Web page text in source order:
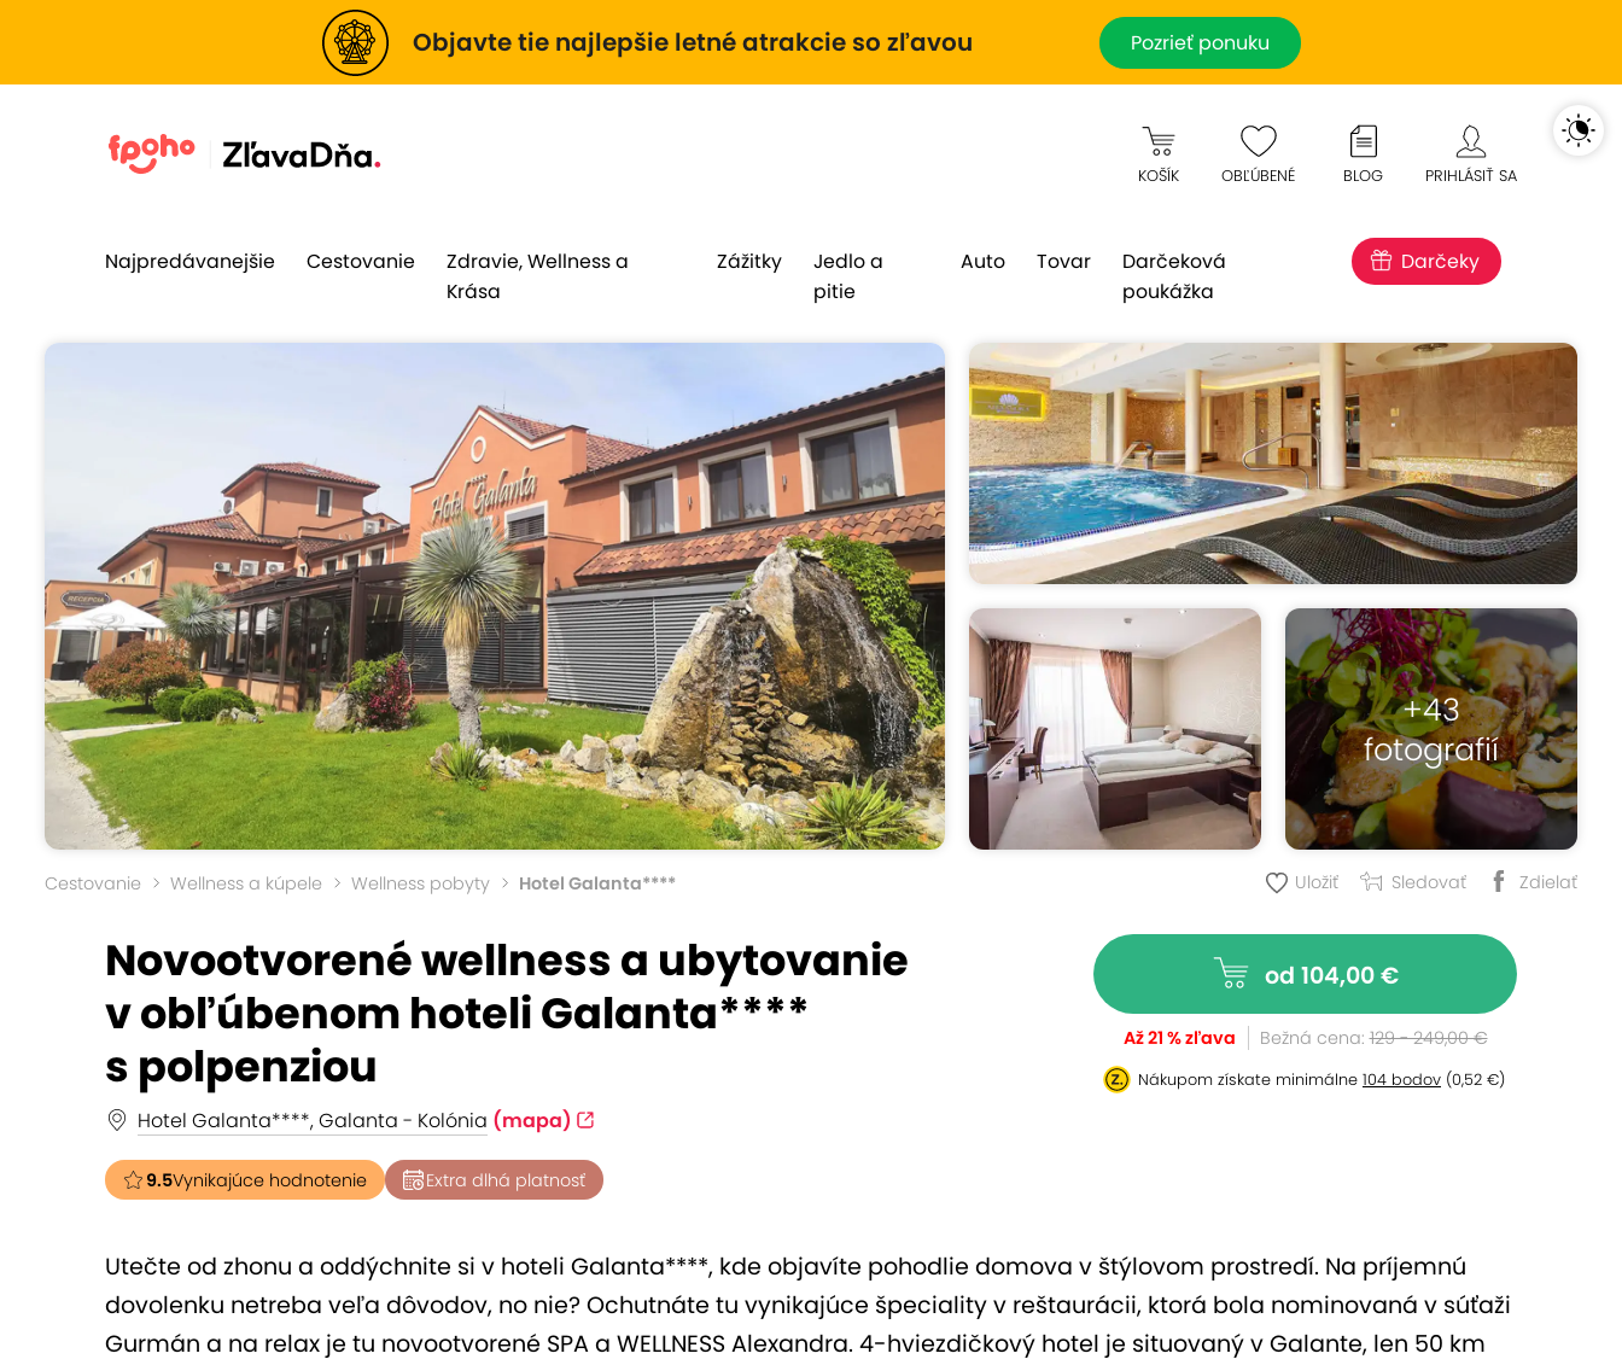
Objavte tie najlepšie letné atrakcie so zľavou Pozrieť ponuku
KOŠÍK OBĽÚBENÉ BLOG PRIHLÁSIŤ SA
Najpredávanejšie Cestovanie
Zdravie, Wellness a
Krása
Zážitky
Jedlo a
pitie
Auto Tovar
Darčeková
poukážka
Darčeky
+43
fotografií
Cestovanie Wellness a kúpele Wellness pobyty Hotel Galanta**** Uložiť Sledovať Zdielať
Novootvorené wellness a ubytovanie
v obľúbenom hoteli Galanta****
s polpenziou
Hotel Galanta****, Galanta - Kolónia (mapa)
9.5Vynikajúce hodnotenie Extra dlhá platnosť
od 104,00 €
Až 21 % zľava Bežná cena: 129 - 249,00 €
Nákupom získate minimálne 104 bodov (0,52 €)
Utečte od zhonu a oddýchnite si v hoteli Galanta****, kde objavíte pohodlie domova v štýlovom prostredí. Na príjemnú
dovolenku netreba veľa dôvodov, no nie? Ochutnáte tu vynikajúce špeciality v reštaurácii, ktorá bola nominovaná v súťaži
Gurmán a na relax je tu novootvorené SPA a WELLNESS Alexandra. 4-hviezdičkový hotel je situovaný v Galante, len 50 km